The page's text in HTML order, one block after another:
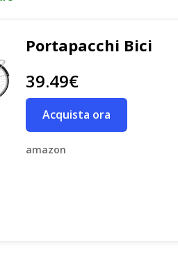
Portapacchi Bici
39.49€
Acquista ora
amazon